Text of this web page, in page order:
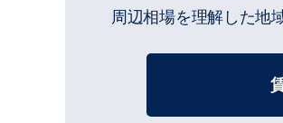
周辺相場を理解した地